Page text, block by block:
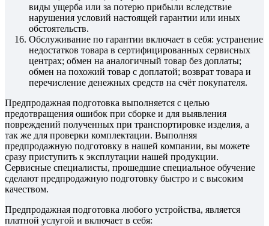
виды ущерба или за потерю прибыли вследствие
нарушения условий настоящей гарантии или иных
обстоятельств.
Обслуживание по гарантии включает в себя: устранение
недостатков товара в сертифицированных сервисных
центрах; обмен на аналогичный товар без доплаты;
обмен на похожий товар с доплатой; возврат товара и
перечисление денежных средств на счёт покупателя.
Предпродажная подготовка выполняется с целью
предотвращения ошибок при сборке и для выявления
повреждений полученных при транспортировке изделия, а
так же для проверки комплектации. Выполняя
предпродажную подготовку в нашей компании, вы можете
сразу приступить к эксплутации нашей продукции.
Сервисные специалисты, прошедшие специальное обучение
сделают предпродажную подготовку быстро и с высоким
качеством.
Предпродажная подготовка любого устройства, является
платной услугой и включает в себя: